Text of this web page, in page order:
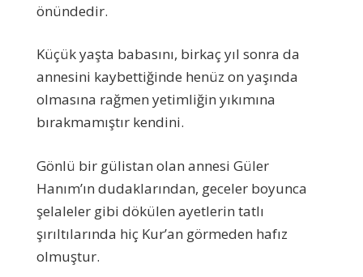
önündedir.
Küçük yaşta babasını, birkaç yıl sonra da
annesini kaybettiğinde henüz on yaşında
olmasına rağmen yetimliğin yıkımına
bırakmamıştır kendini.
Gönlü bir gülistan olan annesi Güler
Hanım’ın dudaklarından, geceler boyunca
şelaleler gibi dökülen ayetlerin tatlı
şırıltılarında hiç Kur’an görmeden hafız
olmuştur.